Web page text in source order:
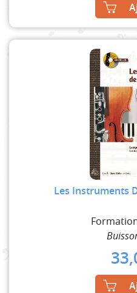
Les Instruments